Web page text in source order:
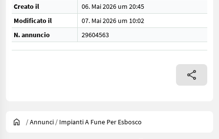
Creato il
06. Mai 2026 um 20:45
Modificato il
07. Mai 2026 um 10:02
N. annuncio
29604563
/Annunci / Impianti A Fune Per Esbosco